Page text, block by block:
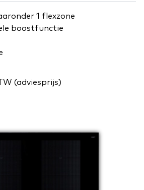
1 flexzone
boostfunctie
(adviesprijs)